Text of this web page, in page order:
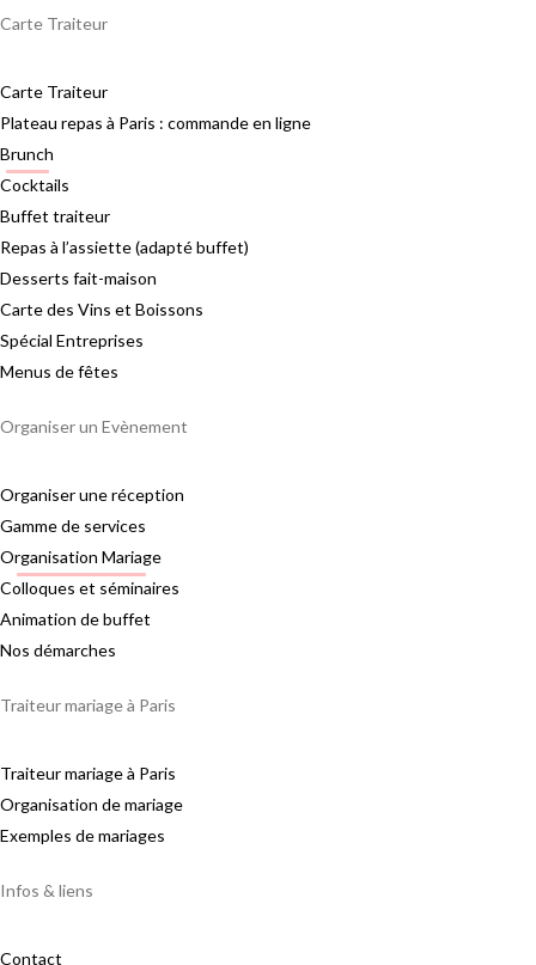
Carte Traiteur
Carte Traiteur
Plateau repas à Paris : commande en ligne
Brunch
Cocktails
Buffet traiteur
Repas à l’assiette (adapté buffet)
Desserts fait-maison
Carte des Vins et Boissons
Spécial Entreprises
Menus de fêtes
Organiser un Evènement
Organiser une réception
Gamme de services
Organisation Mariage
Colloques et séminaires
Animation de buffet
Nos démarches
Traiteur mariage à Paris
Traiteur mariage à Paris
Organisation de mariage
Exemples de mariages
Infos & liens
Contact